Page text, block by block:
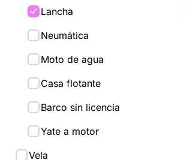
Lancha
Neumática
Moto de agua
Casa flotante
Barco sin licencia
Yate a motor
Vela